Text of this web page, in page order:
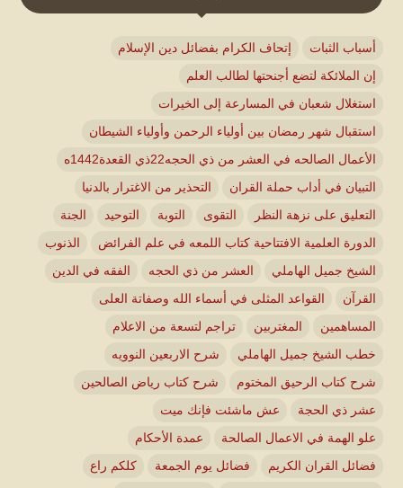
أسباب الثبات
إتحاف الكرام بفضائل دين الإسلام
إن الملائكة لتضع أجنحتها لطالب العلم
استغلال شعبان في المسارعة إلى الخيرات
استقبال شهر رمضان بين أولياء الرحمن وأولياء الشيطان
الأعمال الصالحه في العشر من ذي الحجه22ذي القعدة1442ه
التبيان في أداب حملة القران
التحذير من الاغترار بالدنيا
التعليق على نزهة النظر
التقوى التوبة التوحيد
الجنة
الدورة العلمية الافتتاحية كتاب اللمعه في علم الفرائض
الذنوب
الشيخ جميل الهاملي
العشر من ذي الحجه
الفقه في الدين
القرآن
القواعد المثلى في أسماء الله وصفاتة العلى
المساهمين
المغتربين
تراجم لتسعة من الاعلام
خطب الشيخ جميل الهاملي
شرح الاربعين النوويه
شرح كتاب الرحيق المختوم
شرح كتاب رياض الصالحين
عشر ذي الحجة
عش ماشئت فإنك ميت
علو الهمة في الاعمال الصالحة
عمدة الأحكام
فضائل القران الكريم
فضائل يوم الجمعة
كلكم راع